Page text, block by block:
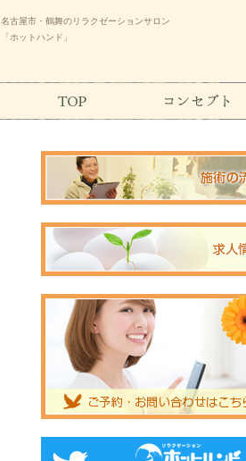
名古屋市・鶴舞のリラクゼーションサロン
「ホットハンド」